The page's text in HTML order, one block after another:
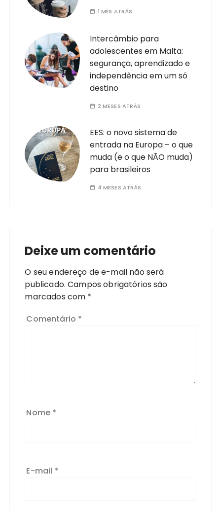
1 MÊS ATRÁS
Intercâmbio para
adolescentes em Malta:
segurança, aprendizado e
independência em um só
destino
2 MESES ATRÁS
EES: o novo sistema de
entrada na Europa – o que
muda (e o que NÃO muda)
para brasileiros
4 MESES ATRÁS
Deixe um comentário
O seu endereço de e-mail não será
publicado. Campos obrigatórios são
marcados com *
Comentário *
Nome *
E-mail *